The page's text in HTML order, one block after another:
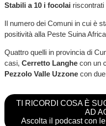
Stabili a 10 i focolai riscontrati
Il numero dei Comuni in cui è
positività alla Peste Suina
Quattro quelli in provincia di
casi, Cerretto Langhecon un
Pezzolo Valle Uzzonecon
TI RICORDI COSA È
AD
Ascolta il podcast con